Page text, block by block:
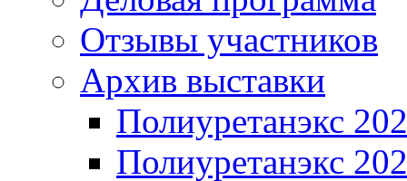
Отзывы участников
Архив выставки
Полиуретанэкс
Полиуретанэкс